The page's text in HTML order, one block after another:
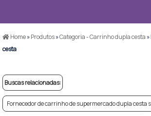
Home»Produtos»Categoria - Carrinho dupla cesta »
cesta
Buscas relacionadas:
Fornecedor de carrinho de supermercado dupla cesta